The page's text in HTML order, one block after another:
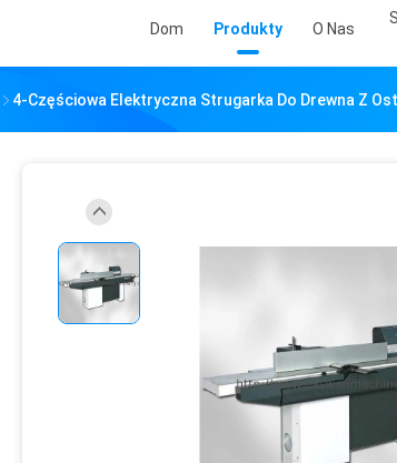
Dom Produkty O Nas
4-Częściowa Elektryczna Strugarka Do Drewna Z